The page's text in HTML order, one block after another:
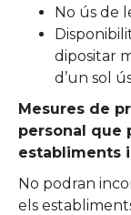
No ús de
dipositar
d’un sol
Mesures de
personal que
establiments
No podran
els